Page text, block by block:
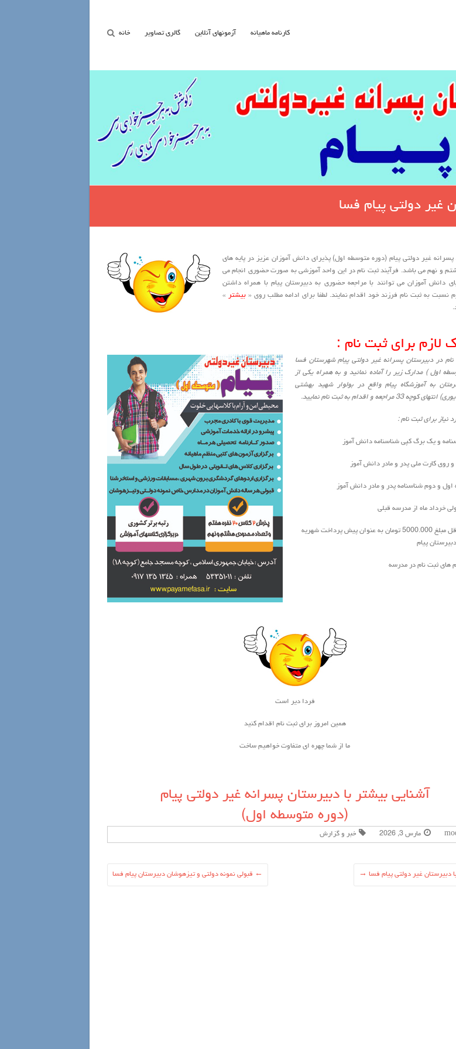
خانه گالری تصاویر آزمونهای آنلاین کارنامه ماهیانه
غیر دولتی پیام فسا
پسرانه غیر دولتی پیام (دوره متوسطه اول) پذیرای دانش آموزان عزیز در پایه های
و نهم می باشد. فرآیند ثبت نام در این واحد آموزشی به صورت حضوری انجام می
دانش آموزان می توانند با مراجعه حضوری به دبیرستان پیام با همراه داشتن
نسبت به ثبت نام فرزند خود اقدام نمایند. لطفا برای ادامه مطلب روی «بیشتر »
لازم برای ثبت نام :
در دبیرستان پسرانه غیر دولتی پیام شهرستان فسا
اول ) مدارک زیر را آماده نمائید و به همراه یکی از
به آموزشگاه پیام واقع در بولوار شهید بهشتی
33 مراجعه و اقدام به ثبت نام نمایید.
نیاز برای ثبت نام :
و یک برگ کپی شناسنامه دانش آموز
روی کارت ملی پدر و مادر دانش آموز
و دوم شناسنامه پدر و مادر دانش آموز
خرداد ماه از مدرسه قبلی
واریز حداقل مبلغ 5000.000 تومان به عنوان پیش پرداخت شهریه
پیام
های ثبت نام در مدرسه
فردا دیر است
همین امروز برای ثبت نام اقدام کنید
ما از شما چهره ای متفاوت خواهیم ساخت
آشنایی بیشتر با دبیرستان پسرانه غیر دولتی پیام
(دوره متوسطه اول)
مارس 3, 2026 خبر و گزارش
← قبولی نمونه دولتی و تیزهوشان دبیرستان پیام فسا دبیرستان غیر دولتی پیام فسا →